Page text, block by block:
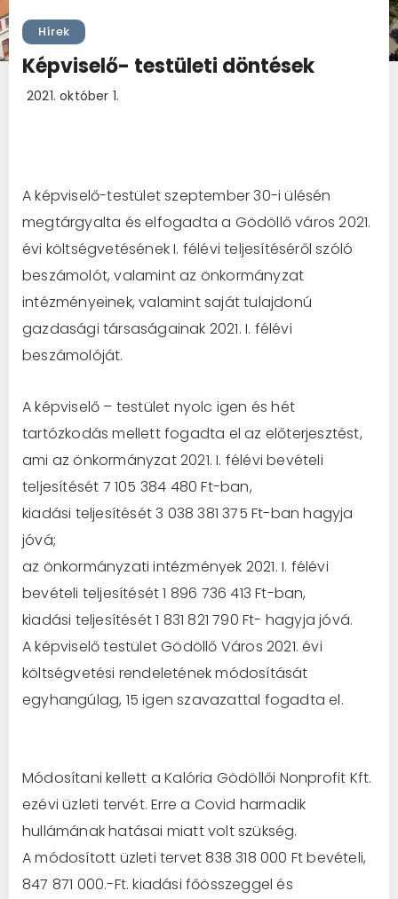
Hírek
Képviselő- testületi döntések
2021. október 1.
A képviselő-testület szeptember 30-i ülésén
megtárgyalta és elfogadta a Gödöllő város 2021.
évi költségvetésének I. félévi teljesítéséről szóló
beszámolót, valamint az önkormányzat
intézményeinek, valamint saját tulajdonú
gazdasági társaságainak 2021. I. félévi
beszámolóját.
A képviselő – testület nyolc igen és hét
tartózkodás mellett fogadta el az előterjesztést,
ami az önkormányzat 2021. I. félévi bevételi
teljesítését 7 105 384 480 Ft-ban,
kiadási teljesítését 3 038 381 375 Ft-ban hagyja
jóvá;
az önkormányzati intézmények 2021. I. félévi
bevételi teljesítését 1 896 736 413 Ft-ban,
kiadási teljesítését 1 831 821 790 Ft- hagyja jóvá.
A képviselő testület Gödöllő Város 2021. évi
költségvetési rendeletének módosítását
egyhangúlag, 15 igen szavazattal fogadta el.
Módosítani kellett a Kalória Gödöllői Nonprofit Kft.
ezévi üzleti tervét. Erre a Covid harmadik
hullámának hatásai miatt volt szükség.
A módosított üzleti tervet 838 318 000 Ft bevételi,
847 871 000.-Ft. kiadási főösszeggel és